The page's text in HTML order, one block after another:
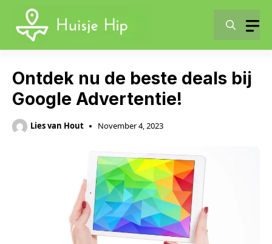
content
Ontdek nu de beste deals bij
Google Advertentie!
Lies van Hout November 4, 2023